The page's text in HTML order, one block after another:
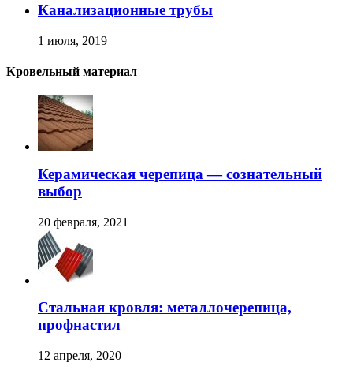
Канализационные трубы
1 июля, 2019
Кровельный материал
Керамическая черепица — сознательный
выбор
20 февраля, 2021
Стальная кровля: металлочерепица,
профнастил
12 апреля, 2020